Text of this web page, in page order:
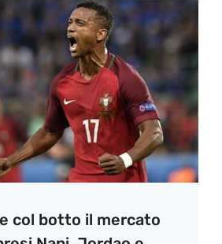
col botto il mercato